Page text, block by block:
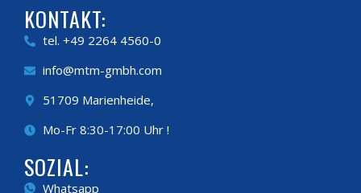
KONTAKT:
tel. +49 2264 4560-0
info@mtm-gmbh.com
51709 Marienheide,
Mo-Fr 8:30-17:00 Uhr !
SOZIAL:
Whatsapp